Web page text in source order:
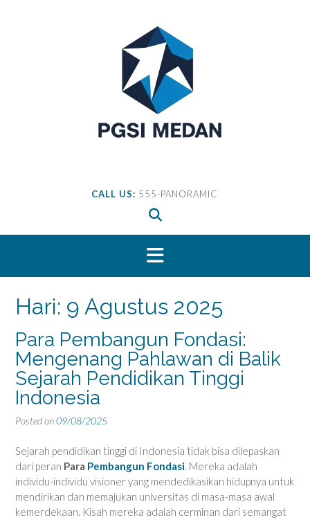
CALL US: 555-PANORAMIC
Hari: 9 Agustus 2025
Para Pembangun Fondasi:
Mengenang Pahlawan di Balik
Sejarah Pendidikan Tinggi
Indonesia
Posted on09/08/2025
Sejarah pendidikan tinggi di Indonesia tidak bisa dilepaskan
dari peran Para Pembangun Fondasi. Mereka adalah
individu-individu visioner yang mendedikasikan hidupnya untuk
mendirikan dan memajukan universitas di masa-masa awal
kemerdekaan. Kisah mereka adalah cerminan dari semangat